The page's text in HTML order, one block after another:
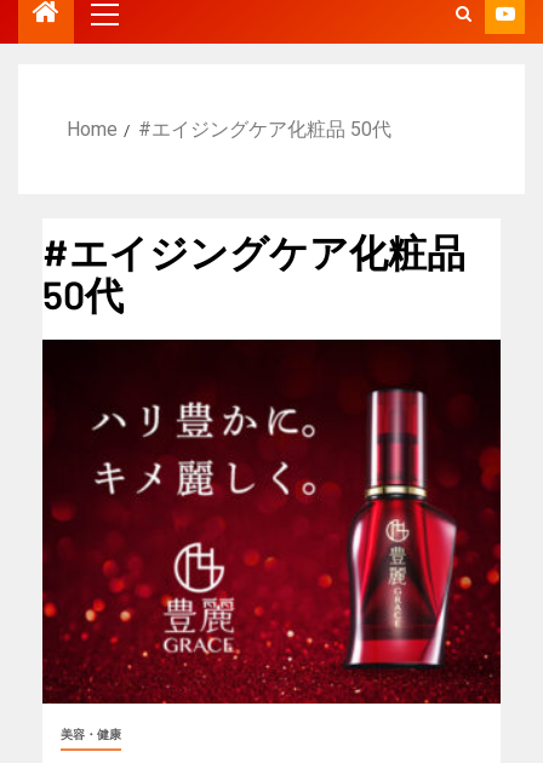
Home #エイジングケア化粧品 50代
#エイジングケア化粧品
50代
美容・健康